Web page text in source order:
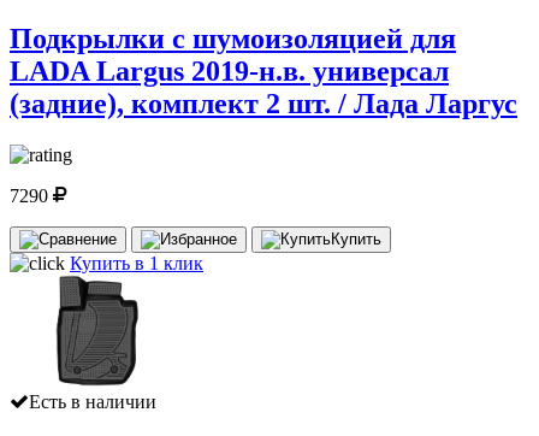
Подкрылки с шумоизоляцией для
LADA Largus 2019-н.в. универсал
(задние), комплект 2 шт. / Лада Ларгус
7290
Купить
Купить в 1 клик
Есть в наличии